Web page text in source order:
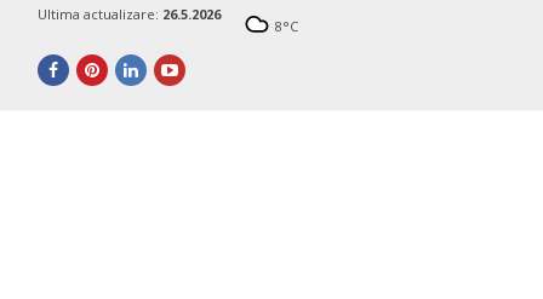
Ultima actualizare: 26.5.2026
8°C